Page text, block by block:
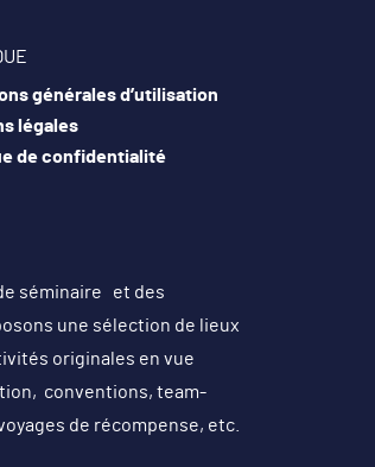
générales d’utilisation
légales
de confidentialité
séminaire et des
une sélection de lieux
originales en vue
conventions, team-
de récompense, etc.